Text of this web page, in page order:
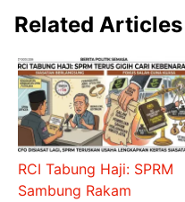
Related Articles
RCI Tabung Haji: SPRM
Sambung Rakam